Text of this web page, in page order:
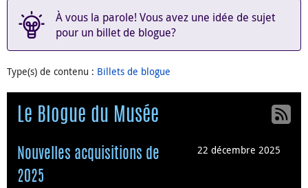
À vous la parole! Vous avez une idée de sujet
pour un billet de blogue?
Type(s) de contenu : Billets de blogue
Le Blogue du Musée
22 décembre 2025
Nouvelles acquisitions de
2025